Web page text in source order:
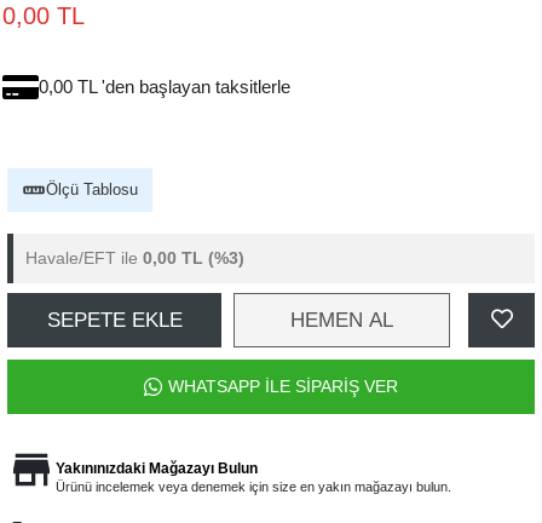
0,00 TL
0,00 TL 'den başlayan taksitlerle
Ölçü Tablosu
Havale/EFT ile 0,00 TL (%3)
SEPETE EKLE HEMEN AL
WHATSAPP İLE SİPARİŞ VER
Yakınınızdaki Mağazayı Bulun
Ürünü incelemek veya denemek için size en yakın mağazayı bulun.